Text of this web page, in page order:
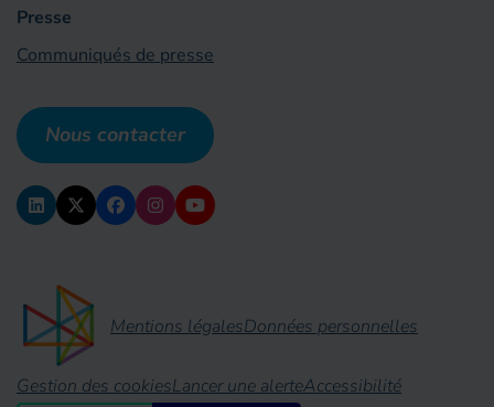
Presse
Communiqués de presse
Nous contacter
Mentions légalesDonnées personnelles
Gestion des cookiesLancer une alerteAccessibilité